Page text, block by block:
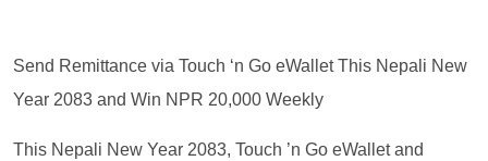
Send Remittance via Touch ‘n Go eWallet This Nepali New
Year 2083 and Win NPR 20,000 Weekly
This Nepali New Year 2083, Touch ’n Go eWallet and